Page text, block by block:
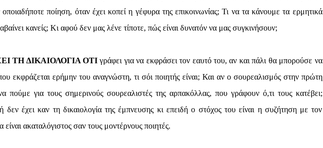
οποιαδήποτε ποίηση, όταν έχει κοπεί η γέφυρα της επικοινωνίας; Τι να τα κάνουμε τα ερμητικά
κανείς; Κι αφού δεν μας λένε τίποτε, πώς είναι δυνατόν να μας συγκινήσουν;
ΤΗ ΔΙΚΑΙΟΛΟΓΙΑ ΟΤΙ γράφει για να εκφράσει τον εαυτό του, αν και πάλι θα μπορούσε να
που εκφράζεται ερήμην του αναγνώστη, τι σόι ποιητής είναι; Και αν ο σουρεαλισμός στην πρώτη
πούμε για τους σημερινούς σουρεαλιστές της αρπακόλλας, που γράφουν ό,τι τους κατέβει;
δεν έχει καν τη δικαιολογία της έμπνευσης κι επειδή ο στόχος του είναι η συζήτηση με τον
ακαταλόγιστος σαν τους μοντέρνους ποιητές.